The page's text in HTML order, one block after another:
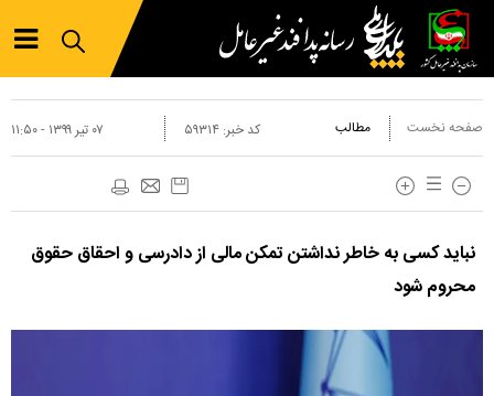
صفحه نخست مطالب ۰۷ تير ۱۳۹۹ - ۱۱:۵۰ کد خبر: ۵۹۳۱۴
نباید کسی به خاطر نداشتن تمکن مالی از دادرسی و احقاق حقوق
محروم شود